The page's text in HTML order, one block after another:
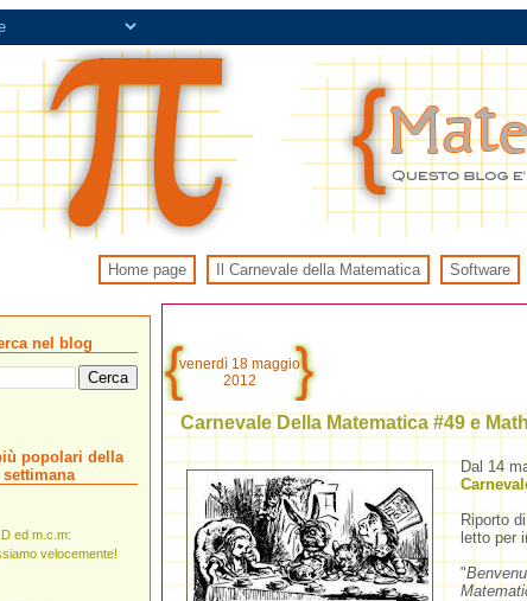
Home page Il Carnevale della Matematica Software
venerdì 18 maggio
2012
Carnevale Della Matematica #49 e
Dal 14
Riporto
letto per
"
nel blog
popolari della
settimana
ed m.c.m:
velocemente!